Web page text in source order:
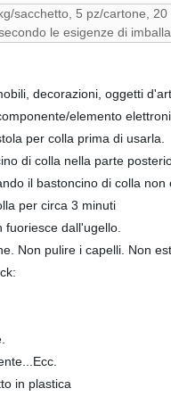
sacchetto, 5 pz/cartone, 20
le esigenze di
decorazioni, oggetti
elemento
per colla prima di usarla.
di colla nella parte
il bastoncino di colla
per circa 3 minuti
dall'ugello.
Non pulire i capelli. Non
in plastica